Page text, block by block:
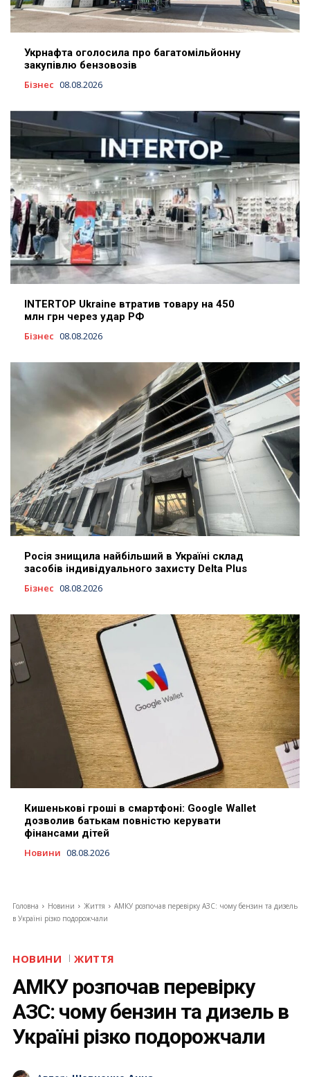
Укрнафта оголосила про багатомільйонну
закупівлю бензовозів
Бізнес 08.08.2026
INTERTOP Ukraine втратив товару на 450
млн грн через удар РФ
Бізнес 08.08.2026
Росія знищила найбільший в Україні склад
засобів індивідуального захисту Delta Plus
Бізнес 08.08.2026
Кишенькові гроші в смартфоні: Google Wallet
дозволив батькам повністю керувати
фінансами дітей
Новини 08.08.2026